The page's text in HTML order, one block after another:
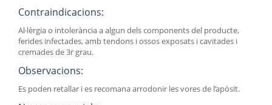
Contraindicacions:
Al·lèrgia o intolerància a algun dels components del producte,
ferides infectades, amb tendons i ossos exposats i cavitades i
cremades de 3r grau.
Observacions:
Es poden retallar i es recomana arrodonir les vores de l’apòsit.